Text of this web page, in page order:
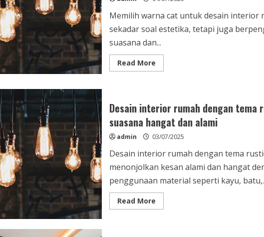
dan
optimal
Memilih warna cat untuk desain interior
sekadar soal estetika, tetapi juga
suasana dan...
Read MoreRead
more
cat
untuk
desain
interior
rumah
agar
semakin
dan
Desain interior rumah dengan tema
suasana hangat dan alami
admin 03/07/2025
Desain interior rumah dengan tema
menonjolkan kesan alami dan hangat
penggunaan material seperti kayu,
Read MoreRead
more